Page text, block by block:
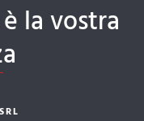
la vostra